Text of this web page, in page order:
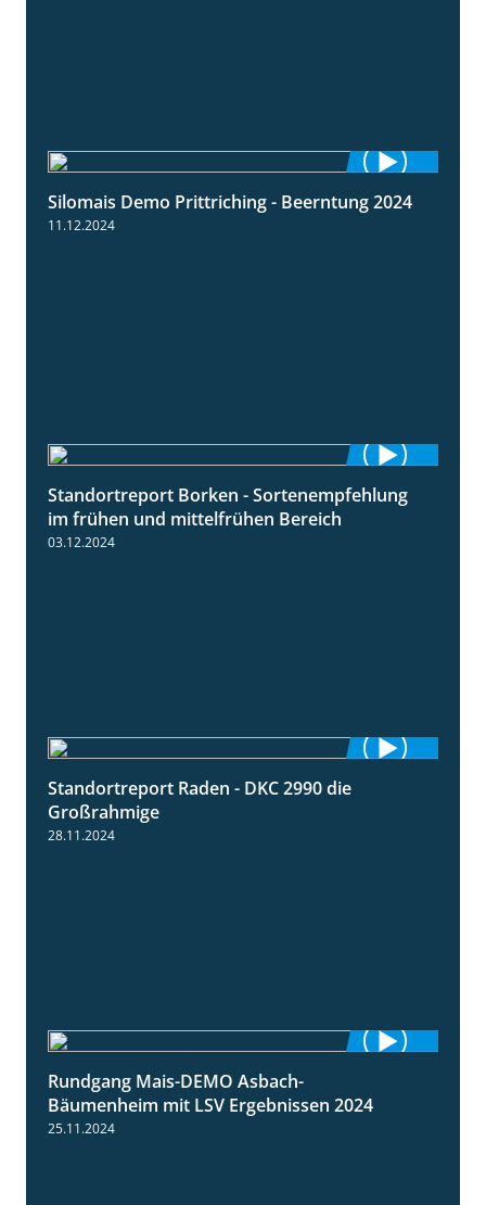
12:28
Silomais Demo Prittriching - Beerntung 2024
11.12.2024
7:53
Standortreport Borken - Sortenempfehlung
im frühen und mittelfrühen Bereich
03.12.2024
Standortreport Raden - DKC 2990 die
Großrahmige
28.11.2024
Rundgang Mais-DEMO Asbach-
Bäumenheim mit LSV Ergebnissen 2024
25.11.2024